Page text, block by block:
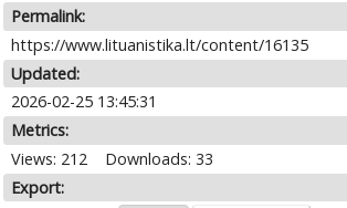
Permalink:
https://www.lituanistika.lt/content/16135
Updated:
2026-02-25 13:45:31
Metrics:
Views: 212
Downloads: 33
Export: